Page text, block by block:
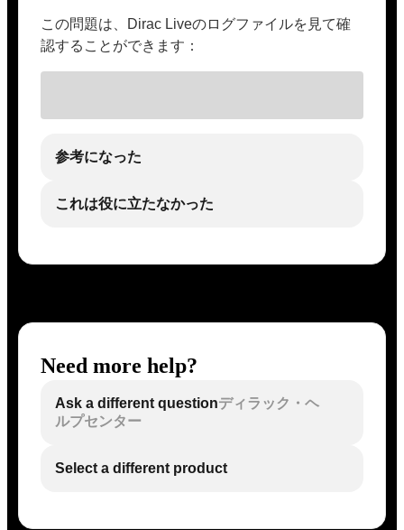
この問題は、Dirac Liveのログファイルを見て確
認することができます：
参考になった
これは役に立たなかった
Need more help?
Ask a different questionディラック・ヘ
ルプセンター
Select a different product